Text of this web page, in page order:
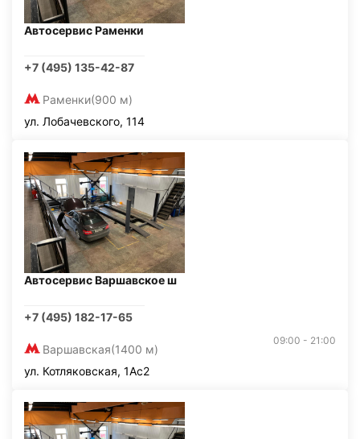
Автосервис Раменки
+7 (495) 135-42-87
Раменки(900 м)
ул. Лобачевского, 114
Автосервис Варшавское ш
+7 (495) 182-17-65
Варшавская(1400 м)
09:00 - 21:00
ул. Котляковская, 1Ас2